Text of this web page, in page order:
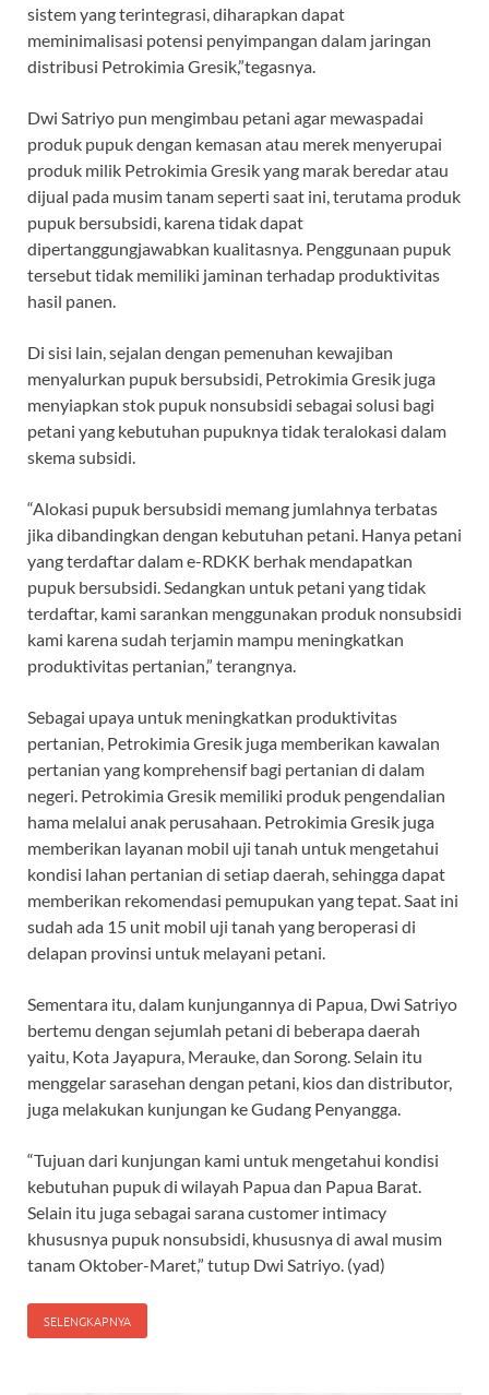
sistem yang terintegrasi, diharapkan dapat
meminimalisasi potensi penyimpangan dalam jaringan
distribusi Petrokimia Gresik,”tegasnya.
Dwi Satriyo pun mengimbau petani agar mewaspadai
produk pupuk dengan kemasan atau merek menyerupai
produk milik Petrokimia Gresik yang marak beredar atau
dijual pada musim tanam seperti saat ini, terutama produk
pupuk bersubsidi, karena tidak dapat
dipertanggungjawabkan kualitasnya. Penggunaan pupuk
tersebut tidak memiliki jaminan terhadap produktivitas
hasil panen.
Di sisi lain, sejalan dengan pemenuhan kewajiban
menyalurkan pupuk bersubsidi, Petrokimia Gresik juga
menyiapkan stok pupuk nonsubsidi sebagai solusi bagi
petani yang kebutuhan pupuknya tidak teralokasi dalam
skema subsidi.
“Alokasi pupuk bersubsidi memang jumlahnya terbatas
jika dibandingkan dengan kebutuhan petani. Hanya petani
yang terdaftar dalam e-RDKK berhak mendapatkan
pupuk bersubsidi. Sedangkan untuk petani yang tidak
terdaftar, kami sarankan menggunakan produk nonsubsidi
kami karena sudah terjamin mampu meningkatkan
produktivitas pertanian,” terangnya.
Sebagai upaya untuk meningkatkan produktivitas
pertanian, Petrokimia Gresik juga memberikan kawalan
pertanian yang komprehensif bagi pertanian di dalam
negeri. Petrokimia Gresik memiliki produk pengendalian
hama melalui anak perusahaan. Petrokimia Gresik juga
memberikan layanan mobil uji tanah untuk mengetahui
kondisi lahan pertanian di setiap daerah, sehingga dapat
memberikan rekomendasi pemupukan yang tepat. Saat ini
sudah ada 15 unit mobil uji tanah yang beroperasi di
delapan provinsi untuk melayani petani.
Sementara itu, dalam kunjungannya di Papua, Dwi Satriyo
bertemu dengan sejumlah petani di beberapa daerah
yaitu, Kota Jayapura, Merauke, dan Sorong. Selain itu
menggelar sarasehan dengan petani, kios dan distributor,
juga melakukan kunjungan ke Gudang Penyangga.
“Tujuan dari kunjungan kami untuk mengetahui kondisi
kebutuhan pupuk di wilayah Papua dan Papua Barat.
Selain itu juga sebagai sarana customer intimacy
khususnya pupuk nonsubsidi, khususnya di awal musim
tanam Oktober-Maret,” tutup Dwi Satriyo. (yad)
SELENGKAPNYA